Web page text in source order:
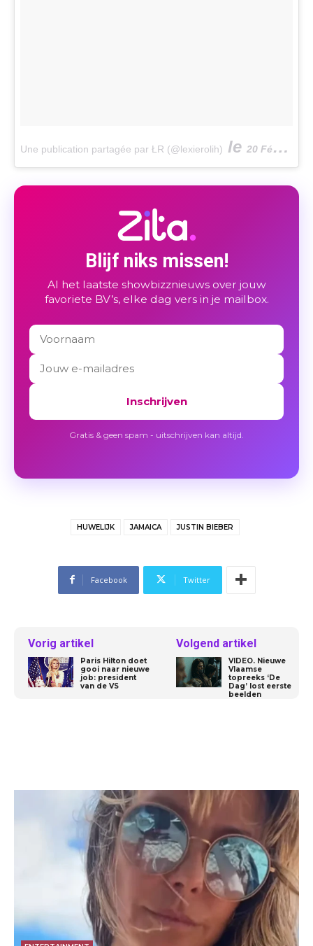
Une publication partagée par ŁR (@lexierolih) le 20 Févr. 2018 à 1 :17 PST
Blijf niks missen!
Al het laatste showbizznieuws over jouw
favoriete BV’s, elke dag vers in je mailbox.
Inschrijven
Gratis & geen spam - uitschrijven kan altijd.
HUWELIJK JAMAICA JUSTIN BIEBER
Facebook Twitter
Vorig artikel
Paris Hilton doet
gooi naar nieuwe
job: president
van de VS
Volgend artikel
VIDEO. Nieuwe
Vlaamse
topreeks ‘De
Dag’ lost eerste
beelden